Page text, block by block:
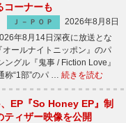
コーナーも
Ｊ－ＰＯＰ
2026年8月8日
年8月14日深夜に放送とな
オールナイトニッポン』のパ
グル『鬼事 / Fiction Love』
称“1部”のパ … 続きを読む
EP『So Honey EP』制
ティザー映像を公開